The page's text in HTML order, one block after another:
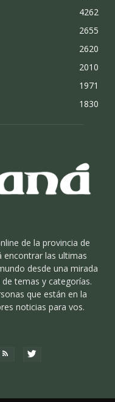
4262
2655
2620
2010
1971
1830
de la provincia de
encontrar las ultimas
desde una mirada
temas y categorías.
que están en la
noticias para vos.